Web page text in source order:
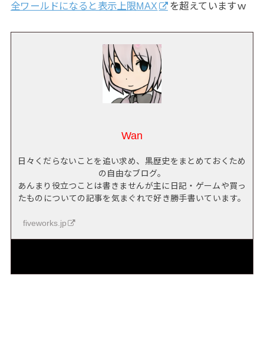
全ワールドになると表示上限MAX
を超えていますｗ
Wan
日々くだらないことを追い求め、黒歴史をまとめておくため
の自由なブログ。
あんまり役立つことは書きませんが主に日記・ゲームや買っ
たものについての記事を気まぐれで好き勝手書いています。
fiveworks.jp